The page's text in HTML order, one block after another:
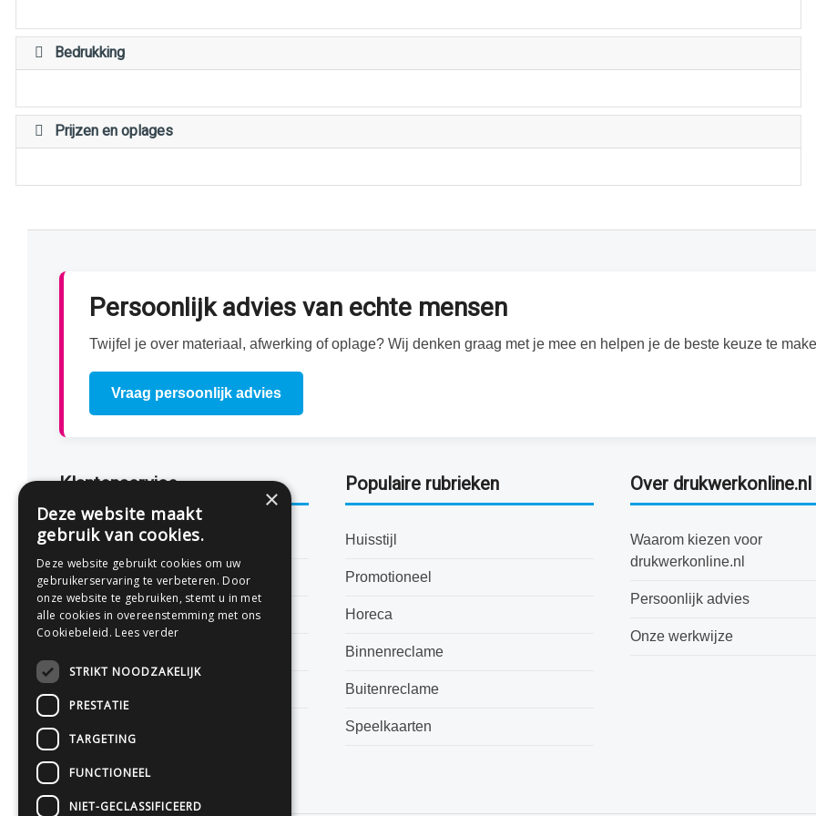
Bedrukking
Prijzen en oplages
Persoonlijk advies van echte mensen
Twijfel je over materiaal, afwerking of oplage? Wij denken graag met je mee en helpen je de beste keuze te
Vraag persoonlijk advies
Klantenservice
Bestanden aanleveren
Levertijden
Veelgestelde vragen
Populaire rubrieken
Huisstijl
Promotioneel
Horeca
Binnenreclame
Buitenreclame
Speelkaarten
Over drukwerkonline.nl
Waarom kiezen voor
drukwerkonline.nl
Persoonlijk advies
Onze werkwijze
×
Deze website maakt
gebruik van cookies.
Deze website gebruikt cookies om uw
gebruikerservaring te verbeteren. Door
onze website te gebruiken, stemt u in met
alle cookies in overeenstemming met ons
Cookiebeleid. Lees verder
STRIKT NOODZAKELIJK
PRESTATIE
TARGETING
FUNCTIONEEL
NIET-GECLASSIFICEERD